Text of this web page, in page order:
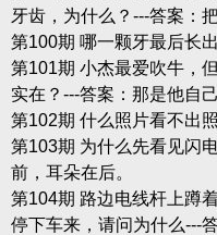
牙齿，为什么？---答案：
第100期 哪一颗牙最后长
第101期 小杰最爱吹牛，
实在？---答案：那是他自
第102期 什么照片看不出
第103期 为什么先看见闪
前，耳朵在后。
第104期 路边电线杆上蹲
停下车来，请问为什么---